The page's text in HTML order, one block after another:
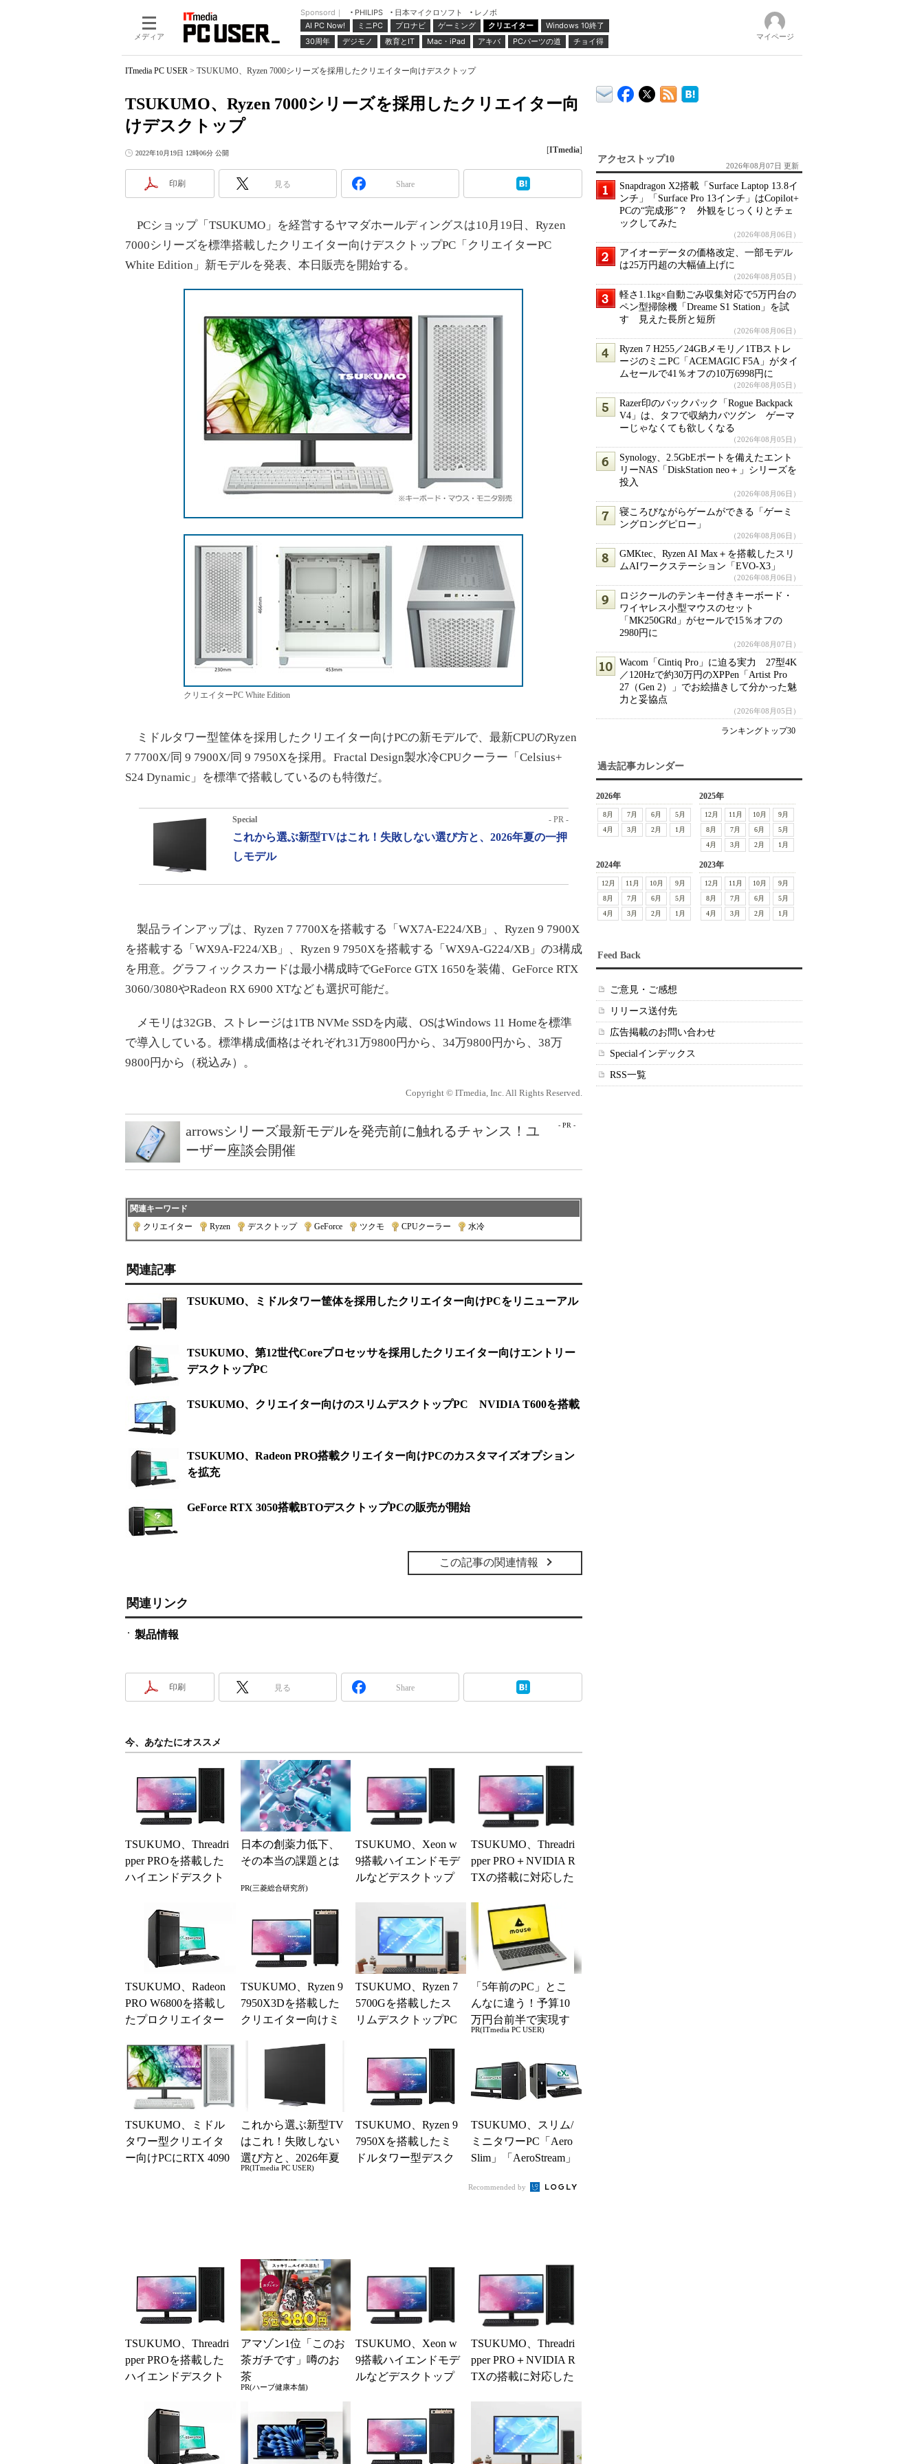
メディア
Sponsord｜ PHILIPS 日本マイクロソフト
レノボ
AI PC Now!
ミニPC プロナビ ゲーミング クリエイター
Windows 10終了
30周年
デジモノ 教育とIT Mac・iPad アキバ PCパーツの道 チョイ得 マイページ
ITmedia PC USER > TSUKUMO、Ryzen 7000シリーズを採用したクリエイター向けデスクトップ
TSUKUMO、Ryzen 7000シリーズを採用したクリエイター向
けデスクトップ
2022年10月19日 12時06分 公開 [ITmedia]
印刷 見る Share
PCショップ「TSUKUMO」を経営するヤマダホールディングスは10月19日、Ryzen
7000シリーズを標準搭載したクリエイター向けデスクトップPC「クリエイターPC
White Edition」新モデルを発表、本日販売を開始する。
クリエイターPC White Edition
ミドルタワー型筐体を採用したクリエイター向けPCの新モデルで、最新CPUのRyzen
7 7700X/同 9 7900X/同 9 7950Xを採用。Fractal Design製水冷CPUクーラー「Celsius+
S24 Dynamic」を標準で搭載しているのも特徴だ。
Special - PR -
これから選ぶ新型TVはこれ！失敗しない選び方と、2026年夏の一押
しモデル
製品ラインアップは、Ryzen 7 7700Xを搭載する「WX7A-E224/XB」、Ryzen 9 7900X
を搭載する「WX9A-F224/XB」、Ryzen 9 7950Xを搭載する「WX9A-G224/XB」の3構成
を用意。グラフィックスカードは最小構成時でGeForce GTX 1650を装備、GeForce RTX
3060/3080やRadeon RX 6900 XTなども選択可能だ。
メモリは32GB、ストレージは1TB NVMe SSDを内蔵、OSはWindows 11 Homeを標準
で導入している。標準構成価格はそれぞれ31万9800円から、34万9800円から、38万
9800円から（税込み）。
Copyright © ITmedia, Inc. All Rights Reserved.
- PR -
arrowsシリーズ最新モデルを発売前に触れるチャンス！ユ
ーザー座談会開催
関連キーワード
クリエイター
Ryzen デスクトップ| GeForce ツクモ CPUクーラー 水冷
関連記事
TSUKUMO、ミドルタワー筐体を採用したクリエイター向けPCをリニューアル
TSUKUMO、第12世代Coreプロセッサを採用したクリエイター向けエントリー
デスクトップPC
TSUKUMO、クリエイター向けのスリムデスクトップPC NVIDIA T600を搭載
TSUKUMO、Radeon PRO搭載クリエイター向けPCのカスタマイズオプション
を拡充
GeForce RTX 3050搭載BTOデスクトップPCの販売が開始
この記事の関連情報
関連リンク
製品情報
印刷 見る Share
今、あなたにオススメ
TSUKUMO、Threadri
pper PROを搭載した
ハイエンドデスクト
日本の創薬力低下、
その本当の課題とは
PR(三菱総合研究所)
TSUKUMO、Xeon w
9搭載ハイエンドモデ
ルなどデスクトップ
TSUKUMO、Threadri
pper PRO＋NVIDIA R
TXの搭載に対応した
TSUKUMO、Radeon
PRO W6800を搭載し
たプロクリエイター
TSUKUMO、Ryzen 9
7950X3Dを搭載した
クリエイター向けミ
TSUKUMO、Ryzen 7
5700Gを搭載したス
リムデスクトップPC
「5年前のPC」とこ
んなに違う！予算10
万円台前半で実現す
る快適PCライフ
PR(ITmedia PC USER)
TSUKUMO、ミドル
タワー型クリエイタ
ー向けPCにRTX 4090
これから選ぶ新型TV
はこれ！失敗しない
選び方と、2026年夏
の一押しモデル
PR(ITmedia PC USER)
TSUKUMO、Ryzen 9
7950Xを搭載したミ
ドルタワー型デスク
TSUKUMO、スリム/
ミニタワーPC「Aero
Slim」「AeroStream」
Recommended by
TSUKUMO、Threadri
pper PROを搭載した
ハイエンドデスクト
アマゾン1位「このお
茶ガチです」噂のお
茶
PR(ハーブ健康本舗)
TSUKUMO、Xeon w
9搭載ハイエンドモデ
ルなどデスクトップ
TSUKUMO、Threadri
pper PRO＋NVIDIA R
TXの搭載に対応した
アクセストップ10
2026年08月07日 更新
Snapdragon X2搭載「Surface Laptop 13.8イ
ンチ」「Surface Pro 13インチ」はCopilot+
PCの“完成形”？ 外観をじっくりとチェ
ックしてみた
（2026年08月06日）
アイオーデータの価格改定、一部モデル
は25万円超の大幅値上げに
（2026年08月05日）
軽さ1.1kg×自動ごみ収集対応で5万円台の
ペン型掃除機「Dreame S1 Station」を試
す 見えた長所と短所
（2026年08月06日）
Ryzen 7 H255／24GBメモリ／1TBストレ
ージのミニPC「ACEMAGIC F5A」がタイ
ムセールで41％オフの10万6998円に
（2026年08月05日）
Razer印のバックパック「Rogue Backpack
V4」は、タフで収納力バツグン ゲーマ
ーじゃなくても欲しくなる
（2026年08月05日）
Synology、2.5GbEポートを備えたエント
リーNAS「DiskStation neo＋」シリーズを
投入
（2026年08月06日）
寝ころびながらゲームができる「ゲーミ
ングロングピロー」
（2026年08月06日）
GMKtec、Ryzen AI Max＋を搭載したスリ
ムAIワークステーション「EVO-X3」
（2026年08月06日）
ロジクールのテンキー付きキーボード・
ワイヤレス小型マウスのセット
「MK250GRd」がセールで15％オフの
2980円に
（2026年08月07日）
Wacom「Cintiq Pro」に迫る実力 27型4K
／120Hzで約30万円のXPPen「Artist Pro
27（Gen 2）」でお絵描きして分かった魅
力と妥協点
（2026年08月05日）
ランキングトップ30
過去記事カレンダー
2026年
8月 7月 6月
5月
4月
3月 2月 1月
2025年
12月 11月 10月
9月
8月
7月 6月
5月
4月
3月 2月 1月
2024年
12月 11月 10月
9月
8月
7月 6月
5月
4月
3月 2月 1月
2023年
12月 11月 10月
9月
8月
7月 6月
5月
4月
3月 2月 1月
Feed Back
ご意見・ご感想
リリース送付先
広告掲載のお問い合わせ
Specialインデックス
RSS一覧